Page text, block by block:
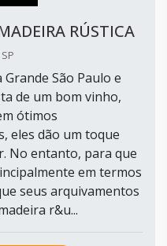
RÚSTICA
São Paulo e
de um bom vinho,
ótimos
eles dão um toque
No entanto, para que
em termos
seus arquivamentos
r&u...